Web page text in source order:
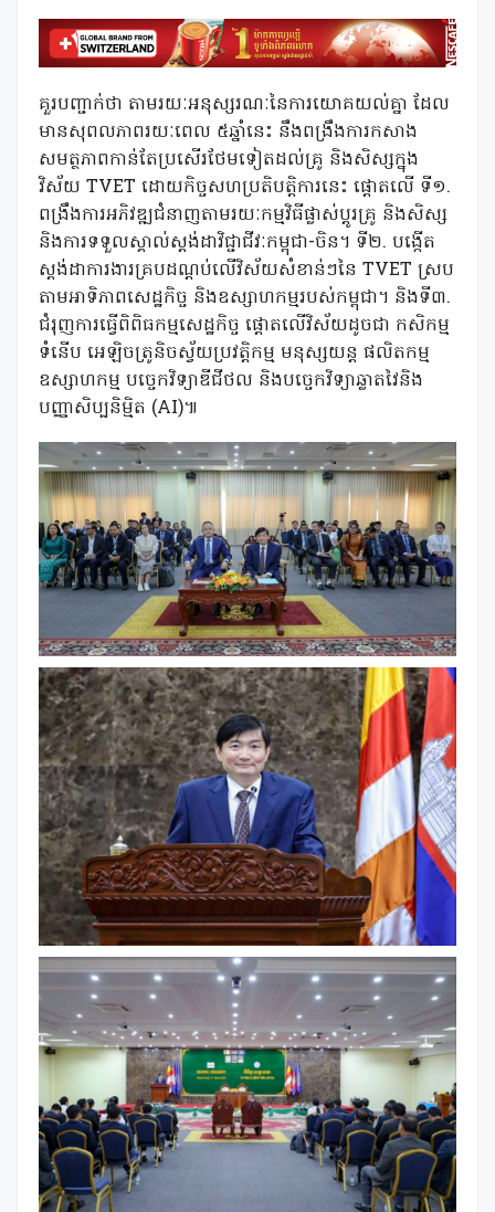
គួរបញ្ជាក់ថា តាមរយៈអនុស្សរណៈនៃការយោគយល់គ្នា ដែល
មានសុពលភាពរយៈពេល ៥ឆ្នាំនេះ នឹងពង្រឹងការកសាង
សមត្ថភាពកាន់តែប្រសើរថែមទៀតដល់គ្រូ និងសិស្សក្នុង
វិស័យ TVET ដោយកិច្ចសហប្រតិបត្តិការនេះ ផ្តោតលើ ទី១.
ពង្រឹងការអភិវឌ្ឍជំនាញតាមរយៈកម្មវិធីផ្លាស់ប្តូរគ្រូ និងសិស្ស
និងការទទួលស្គាល់ស្តង់ដាវិជ្ជាជីវៈកម្ពុជា-ចិន។ ទី២. បង្កើត
ស្តង់ដាការងារគ្របដណ្តប់លើវិស័យសំខាន់ៗនៃ TVET ស្រប
តាមអាទិភាពសេដ្ឋកិច្ច និងឧស្សាហកម្មរបស់កម្ពុជា។ និងទី៣.
ជំរុញការធ្វើពិពិធកម្មសេដ្ឋកិច្ច ផ្តោតលើវិស័យដូចជា កសិកម្ម
ទំនើប អេឡិចត្រូនិចស្វ័យប្រវត្តិកម្ម មនុស្សយន្ត ផលិតកម្ម
ឧស្សាហកម្ម បច្ចេកវិទ្យាឌីជីថល និងបច្ចេកវិទ្យាឆ្លាតវៃនិង
បញ្ញាសិប្បនិម្មិត (AI)៕